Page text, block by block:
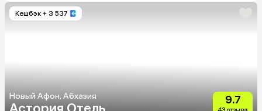
Кешбэк + 3 537
Новый Афон, Абхазия 9.7